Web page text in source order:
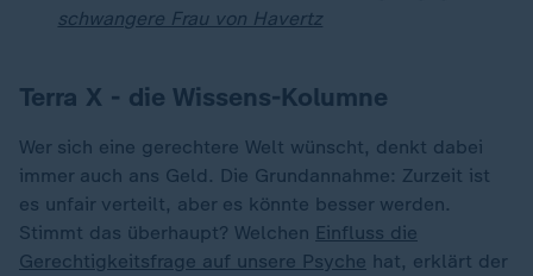
schwangere Frau von Havertz
Terra X - die Wissens-Kolumne
Wer sich eine gerechtere Welt wünscht, denkt dabei
immer auch ans Geld. Die Grundannahme: Zurzeit ist
es unfair verteilt, aber es könnte besser werden.
Stimmt das überhaupt? Welchen Einfluss die
Gerechtigkeitsfrage auf unsere Psyche hat, erklärt der